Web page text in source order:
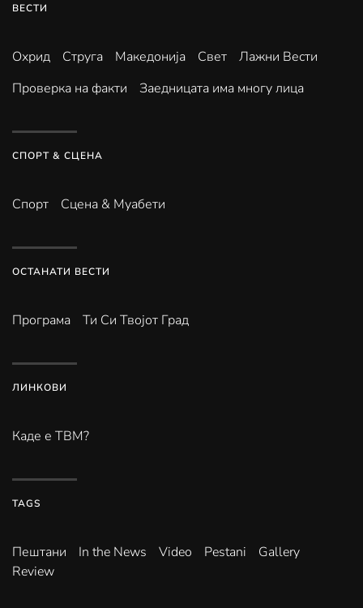
ВЕСТИ
Охрид Струга Македонија Свет
Лажни Вести
Проверка на факти
Заедницата има многу лица
СПОРТ & СЦЕНА
Спорт Сцена & Муабети
ОСТАНАТИ ВЕСТИ
Програма Ти Си Твојот Град
ЛИНКОВИ
Каде е ТВМ?
TAGS
Пештани In the News Video Pestani
Gallery
Review